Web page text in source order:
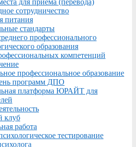
для приема (перевода)
сотрудничество
питания
стандарты
профессионального
образования
компетенций
профессиональное образование
программ ДПО
платформа ЮРАЙТ для
клуб
работа
тестирование